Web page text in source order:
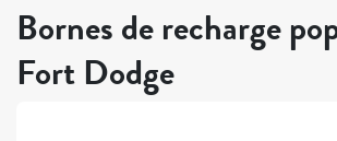
Bornes de recharge
Fort Dodge